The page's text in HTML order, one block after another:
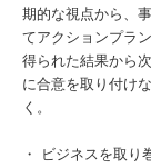
期的な視点から、
てアクションプラ
得られた結果から
に合意を取り付け
く。
・ ビジネスを取